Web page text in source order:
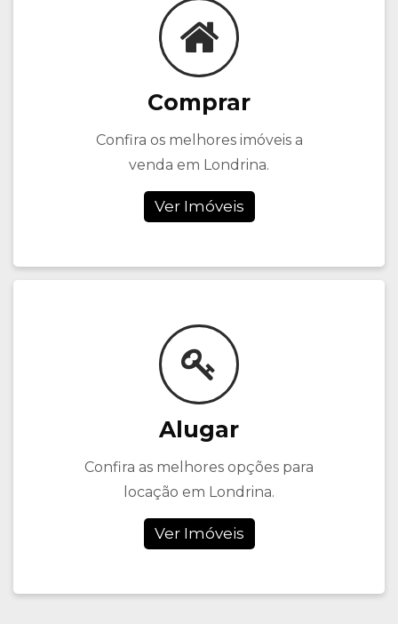
Comprar
Confira os melhores imóveis a
venda em Londrina.
Ver Imóveis
Alugar
Confira as melhores opções para
locação em Londrina.
Ver Imóveis